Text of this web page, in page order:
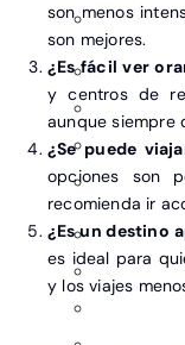
son menos
son mejores.
¿Es fácil ver
y centros de
aunque siempre
¿Se puede
opciones son
recomienda ir
¿Es un destino
es ideal para
y los viajes